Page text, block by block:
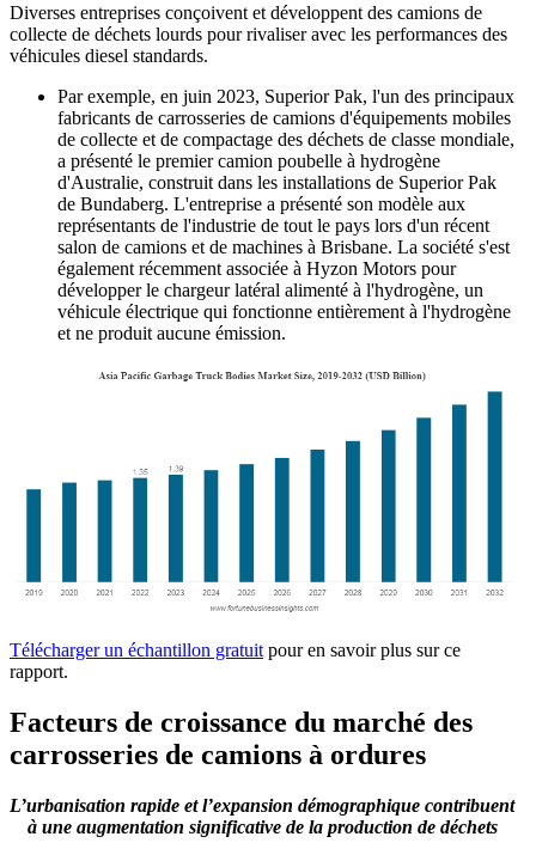
Diverses entreprises conçoivent et développent des camions de
collecte de déchets lourds pour rivaliser avec les performances des
véhicules diesel standards.
Par exemple, en juin 2023, Superior Pak, l'un des principaux
fabricants de carrosseries de camions d'équipements mobiles
de collecte et de compactage des déchets de classe mondiale,
a présenté le premier camion poubelle à hydrogène
d'Australie, construit dans les installations de Superior Pak
de Bundaberg. L'entreprise a présenté son modèle aux
représentants de l'industrie de tout le pays lors d'un récent
salon de camions et de machines à Brisbane. La société s'est
également récemment associée à Hyzon Motors pour
développer le chargeur latéral alimenté à l'hydrogène, un
véhicule électrique qui fonctionne entièrement à l'hydrogène
et ne produit aucune émission.
Télécharger un échantillon gratuit pour en savoir plus sur ce
rapport.
Facteurs de croissance du marché des
carrosseries de camions à ordures
L’urbanisation rapide et l’expansion démographique contribuent
à une augmentation significative de la production de déchets